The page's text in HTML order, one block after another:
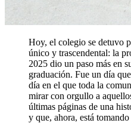
Hoy, el colegio se detuvo
único y trascendental: la
2025 dio un paso más en
graduación. Fue un día
día en el que toda la
mirar con orgullo a
últimas páginas de una
y que, ahora, está